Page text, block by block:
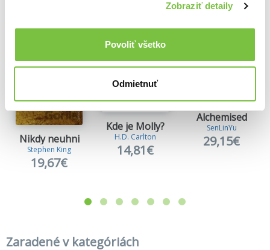
Zobraziť detaily
Povoliť všetko
Odmietnuť
Nikdy neuhni
Stephen King
19,67€
Kde je Molly?
H.D. Carlton
14,81€
Alchemised
SenLinYu
29,15€
Zaradené v kategóriách